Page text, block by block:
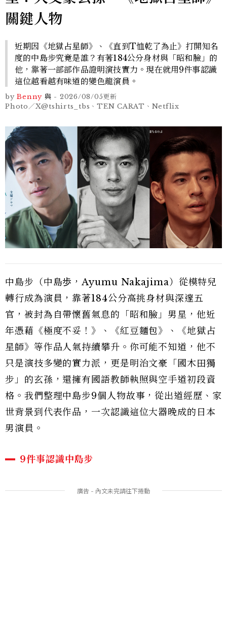
關鍵人物
近期因《地獄占星師》、《直到T恤乾了為止》打開知名
度的中島步究竟是誰？有著184公分身材與「昭和臉」的
他，靠著一部部作品證明演技實力。現在就用9件事認識
這位越看越有味道的變色龍演員。
by Benny 與 - 2026/08/05更新
Photo／X@tshirts_tbs、TEN CARAT、Netflix
中島步（中島歩，Ayumu Nakajima）從模特兒
轉行成為演員，靠著184公分高挑身材與深邃五
官，被封為自帶懷舊氣息的「昭和臉」男星，他近
年憑藉《極度不妥！》、《紅豆麵包》、《地獄占
星師》等作品人氣持續攀升。你可能不知道，他不
只是演技多變的實力派，更是明治文豪「國木田獨
步」的玄孫，還擁有國語教師執照與空手道初段資
格。我們整理中島步9個人物故事，從出道經歷、家
世背景到代表作品，一次認識這位大器晚成的日本
男演員。
9件事認識中島步